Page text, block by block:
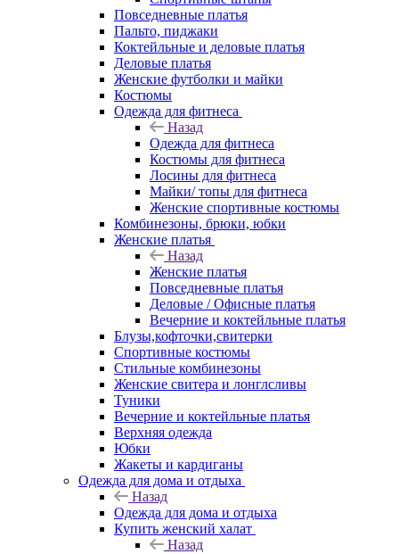
Повседневные платья
Пальто, пиджаки
Коктейльные и деловые платья
Деловые платья
Женские футболки и майки
Костюмы
Одежда для фитнеса
Назад
Одежда для фитнеса
Костюмы для фитнеса
Лосины для фитнеса
Майки/ топы для фитнеса
Женские спортивные костюмы
Комбинезоны, брюки, юбки
Женские платья
Назад
Женские платья
Повседневные платья
Деловые / Офисные платья
Вечерние и коктейльные платья
Блузы,кофточки,свитерки
Спортивные костюмы
Стильные комбинезоны
Женские свитера и лонглсливы
Туники
Вечерние и коктейльные платья
Верхняя одежда
Юбки
Жакеты и кардиганы
Одежда для дома и отдыха
Назад
Одежда для дома и отдыха
Купить женский халат
Назад